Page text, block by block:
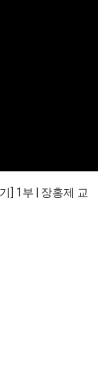
] 1부 | 장홍제 교